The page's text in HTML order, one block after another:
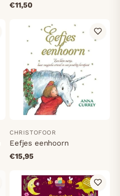
€11,50
CHRISTOFOOR
Eefjes eenhoorn
€15,95